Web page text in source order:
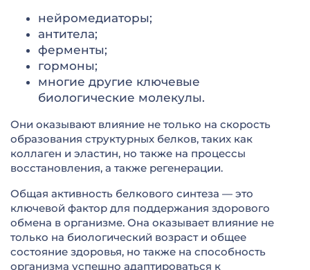
нейромедиаторы;
антитела;
ферменты;
гормоны;
многие другие ключевые
биологические молекулы.
Они оказывают влияние не только на скорость
образования структурных белков, таких как
коллаген и эластин, но также на процессы
восстановления, а также регенерации.
Общая активность белкового синтеза — это
ключевой фактор для поддержания здорового
обмена в организме. Она оказывает влияние не
только на биологический возраст и общее
состояние здоровья, но также на способность
организма успешно адаптироваться к